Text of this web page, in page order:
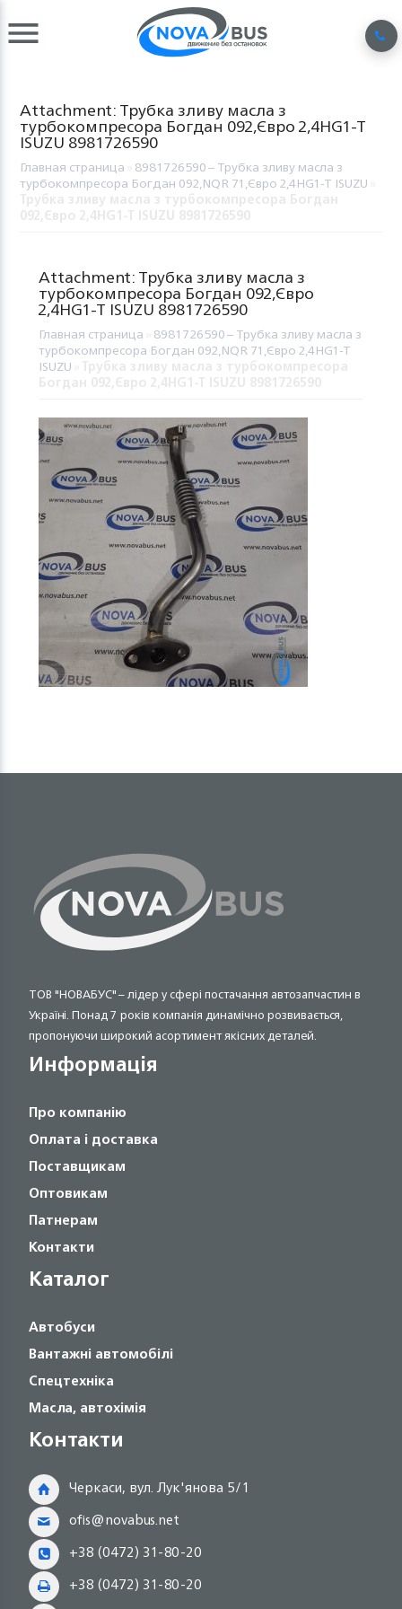
Attachment: Трубка зливу масла з
турбокомпресора Богдан 092,Євро 2,4HG1-T
ISUZU 8981726590
Главная страница 8981726590 – Трубка зливу масла з
турбокомпресора Богдан 092,NQR 71,Євро 2,4HG1-T ISUZU
Attachment: Трубка зливу масла з
турбокомпресора Богдан 092,Євро
2,4HG1-T ISUZU 8981726590
Главная страница 8981726590 – Трубка зливу масла з
турбокомпресора Богдан 092,NQR 71,Євро 2,4HG1-T
ISUZU
ТОВ "НОВАБУС" – лідер у сфері постачання автозапчастин в
Україні. Понад 7 років компанія динамічно розвивається,
пропонуючи широкий асортимент якісних деталей.
Информація
Про компанію
Оплата і доставка
Поставщикам
Оптовикам
Патнерам
Контакти
Каталог
Автобуси
Вантажні автомобілі
Спецтехніка
Масла, автохімія
Контакти
Черкаси, вул. Лук'янова 5/1
ofis@novabus.net
+38 (0472) 31-80-20
+38 (0472) 31-80-20